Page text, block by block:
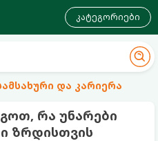
კატეგორიები
და კარიერა
რა უნარები
ზრდისთვის